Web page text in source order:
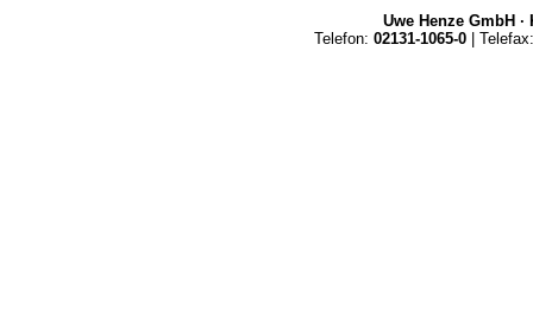
Uwe Henze GmbH ·
Telefon: 02131-1065-0 | Telefax: